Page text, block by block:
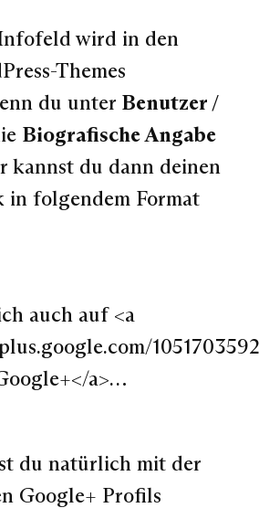
wird in den
Themes
du unter Benutzer /
Biografische Angabe
kannst du dann deinen
in folgendem Format
auch auf <a
a>…
du natürlich mit der
Google+ Profils